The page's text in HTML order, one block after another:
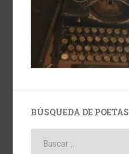
BÚSQUEDA DE POETAS